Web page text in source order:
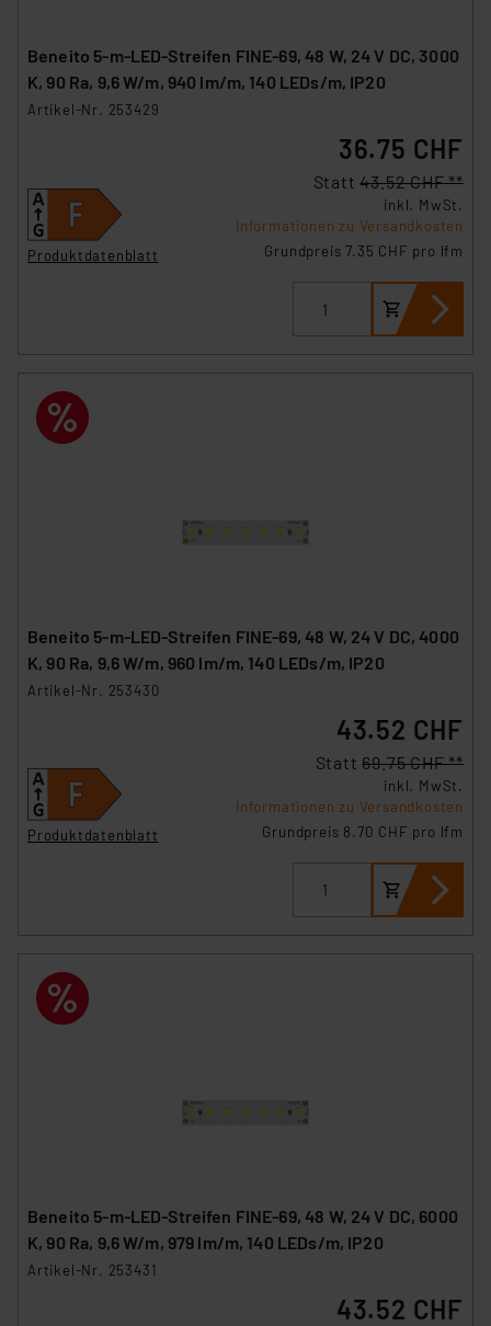
Beneito 5-m-LED-Streifen FINE-69, 48 W, 24 V DC, 3000
K, 90 Ra, 9,6 W/m, 940 lm/m, 140 LEDs/m, IP20
Artikel-Nr. 253429
Produktdatenblatt
36.75 CHF
Statt43.52 CHF **
inkl. MwSt.
Informationen zu Versandkosten
Grundpreis 7.35 CHF pro lfm
Beneito 5-m-LED-Streifen FINE-69, 48 W, 24 V DC, 4000
K, 90 Ra, 9,6 W/m, 960 lm/m, 140 LEDs/m, IP20
Artikel-Nr. 253430
Produktdatenblatt
43.52 CHF
Statt69.75 CHF **
inkl. MwSt.
Informationen zu Versandkosten
Grundpreis 8.70 CHF pro lfm
Beneito 5-m-LED-Streifen FINE-69, 48 W, 24 V DC, 6000
K, 90 Ra, 9,6 W/m, 979 lm/m, 140 LEDs/m, IP20
Artikel-Nr. 253431
43.52 CHF